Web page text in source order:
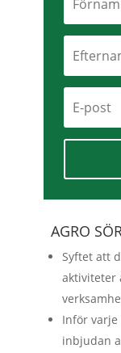
AGRO
Syftet att
aktiviteter
Inför
inbjudan